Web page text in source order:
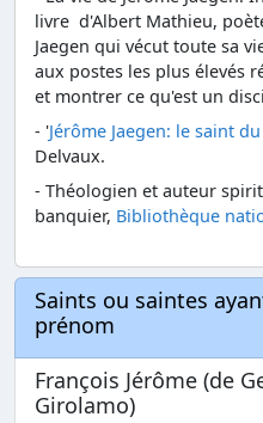
livre d'Albert Mathieu,
Jaegen qui vécut toute sa
aux postes les plus élevés
et montrer ce qu'est un
- 'Jérôme Jaegen: le saint
Delvaux.
- Théologien et auteur
banquier, Bibliothèque
Saints ou saintes
prénom
François Jérôme (de
Girolamo)